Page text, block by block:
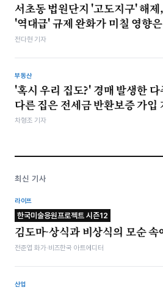
서초동 법원단지 '고도지구' 해제,
'역대급' 규제 완화가 미칠 영향
전다현 기자
부동산
'혹시 우리 집도?' 경매 발생한
다른 집은 전세금 반환보증 가입
차형조 기자
최신 기사
라이프
한국미술응원프로젝트 시즌12
김도마-상식과 비상식의 모순 속
전준엽 화가·비즈한국 아트에디터
산업